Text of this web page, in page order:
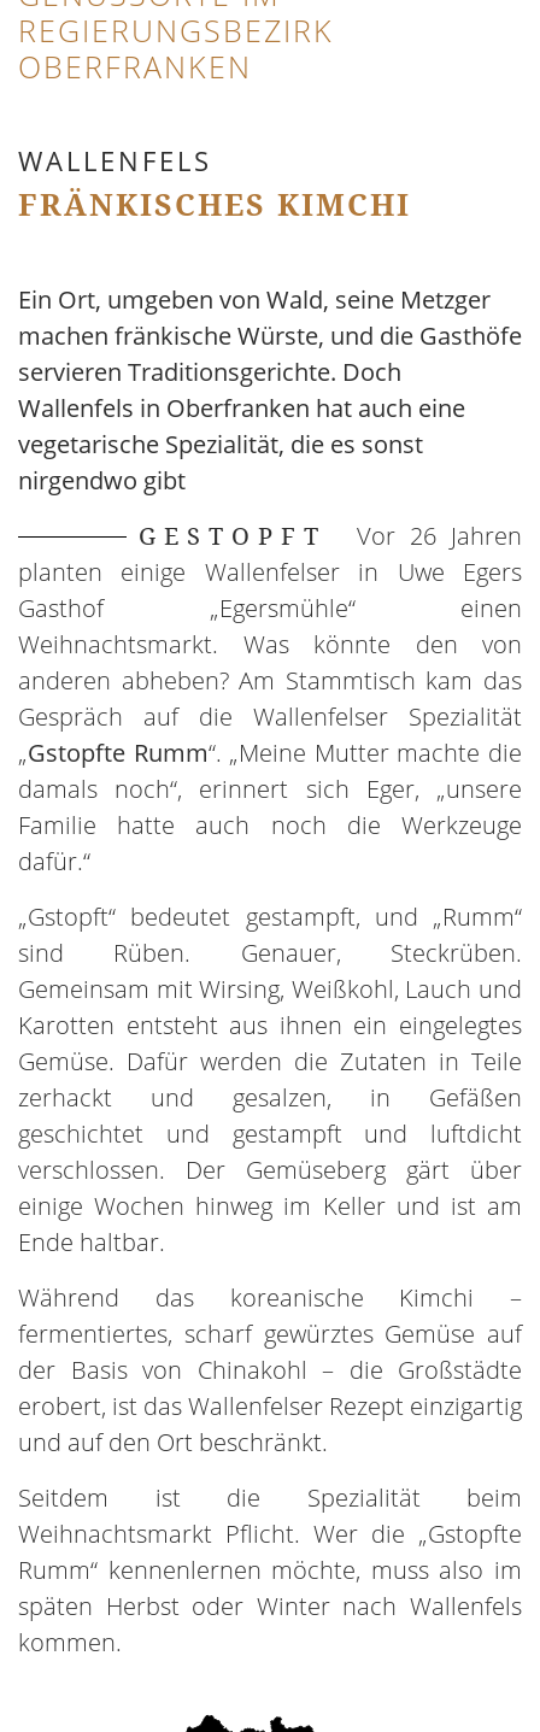
REGIERUNGSBEZIRK
OBERFRANKEN
WALLENFELS
FRÄNKISCHES KIMCHI
Ein Ort, umgeben von Wald, seine Metzger
machen fränkische Würste, und die Gasthöfe
servieren Traditionsgerichte. Doch
Wallenfels in Oberfranken hat auch eine
vegetarische Spezialität, die es sonst
nirgendwo gibt
GESTOPFT
Vor 26 Jahren
planten einige Wallenfelser in Uwe Egers
Gasthof „Egersmühle“ einen
Weihnachtsmarkt. Was könnte den von
anderen abheben? Am Stammtisch kam das
Gespräch auf die Wallenfelser Spezialität
„Gstopfte Rumm“. „Meine Mutter machte die
damals noch“, erinnert sich Eger, „unsere
Familie hatte auch noch die Werkzeuge
dafür.“
„Gstopft“ bedeutet gestampft, und „Rumm“
sind Rüben. Genauer, Steckrüben.
Gemeinsam mit Wirsing, Weißkohl, Lauch und
Karotten entsteht aus ihnen ein eingelegtes
Gemüse. Dafür werden die Zutaten in Teile
zerhackt und gesalzen, in Gefäßen
geschichtet und gestampft und luftdicht
verschlossen. Der Gemüseberg gärt über
einige Wochen hinweg im Keller und ist am
Ende haltbar.
Während das koreanische Kimchi –
fermentiertes, scharf gewürztes Gemüse auf
der Basis von Chinakohl – die Großstädte
erobert, ist das Wallenfelser Rezept einzigartig
und auf den Ort beschränkt.
Seitdem ist die Spezialität beim
Weihnachtsmarkt Pflicht. Wer die „Gstopfte
Rumm“ kennenlernen möchte, muss also im
späten Herbst oder Winter nach Wallenfels
kommen.